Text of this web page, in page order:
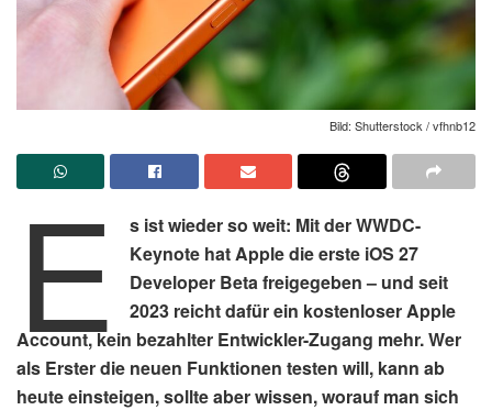
Bild: Shutterstock / vfhnb12
E
s ist wieder so weit: Mit der WWDC-
Keynote hat Apple die erste iOS 27
Developer Beta freigegeben – und seit
2023 reicht dafür ein kostenloser Apple
Account, kein bezahlter Entwickler-Zugang mehr. Wer
als Erster die neuen Funktionen testen will, kann ab
heute einsteigen, sollte aber wissen, worauf man sich